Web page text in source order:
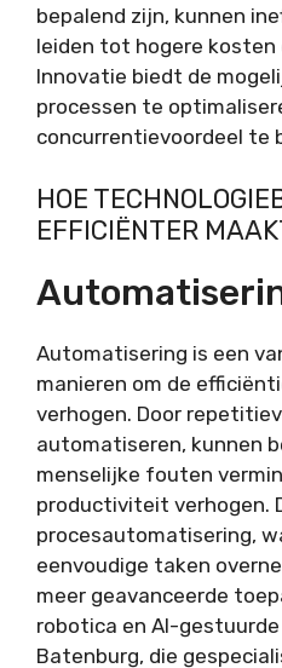
bepalend zijn, kunnen
leiden tot hogere kosten
Innovatie biedt de
processen te
concurrentievoordeel te
HOE
EFFICIËNTER
Automatisering is een
manieren om de
verhogen. Door
automatiseren, kunnen
menselijke fouten
productiviteit verhogen.
procesautomatisering,
eenvoudige taken
meer geavanceerde
robotica en AI-
Batenburg, die